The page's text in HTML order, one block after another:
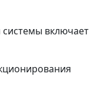
включает